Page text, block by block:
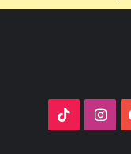
‫YouTubeانستقرام